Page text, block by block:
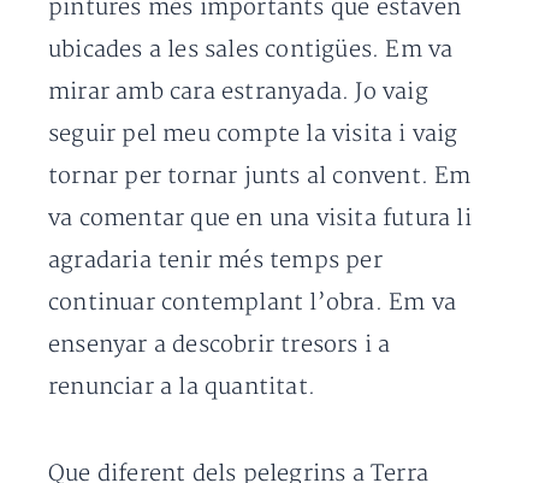
pintures més importants que estaven
ubicades a les sales contigües. Em va
mirar amb cara estranyada. Jo vaig
seguir pel meu compte la visita i vaig
tornar per tornar junts al convent. Em
va comentar que en una visita futura li
agradaria tenir més temps per
continuar contemplant l’obra. Em va
ensenyar a descobrir tresors i a
renunciar a la quantitat.
Que diferent dels pelegrins a Terra